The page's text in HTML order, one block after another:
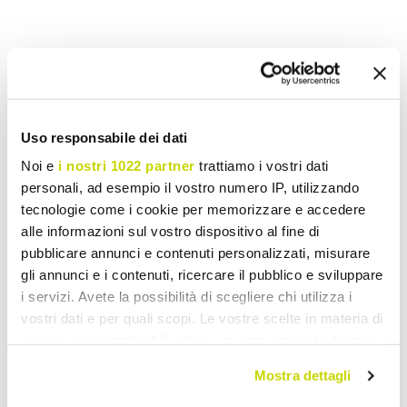
Uso responsabile dei dati
Noi e i nostri 1022 partner trattiamo i vostri dati
personali, ad esempio il vostro numero IP, utilizzando
tecnologie come i cookie per memorizzare e accedere
alle informazioni sul vostro dispositivo al fine di
pubblicare annunci e contenuti personalizzati, misurare
gli annunci e i contenuti, ricercare il pubblico e sviluppare
i servizi. Avete la possibilità di scegliere chi utilizza i
vostri dati e per quali scopi. Le vostre scelte in materia di
modificare o revocare il proprio consenso in qualsiasi
Mostra dettagli
Print
Share
Wooden Extendable Dining Tables